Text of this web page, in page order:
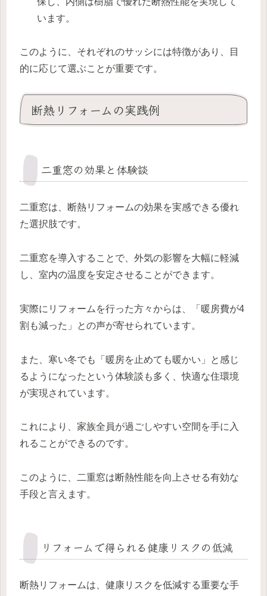
います。
このように、それぞれのサッシには特徴があり、目
的に応じて選ぶことが重要です。
断熱リフォームの実践例
二重窓の効果と体験談
二重窓は、断熱リフォームの効果を実感できる優れ
た選択肢です。
二重窓を導入することで、外気の影響を大幅に軽減
し、室内の温度を安定させることができます。
実際にリフォームを行った方々からは、「暖房費が4
割も減った」との声が寄せられています。
また、寒い冬でも「暖房を止めても暖かい」と感じ
るようになったという体験談も多く、快適な住環境
が実現されています。
これにより、家族全員が過ごしやすい空間を手に入
れることができるのです。
このように、二重窓は断熱性能を向上させる有効な
手段と言えます。
リフォームで得られる健康リスクの低減
断熱リフォームは、健康リスクを低減する重要な手